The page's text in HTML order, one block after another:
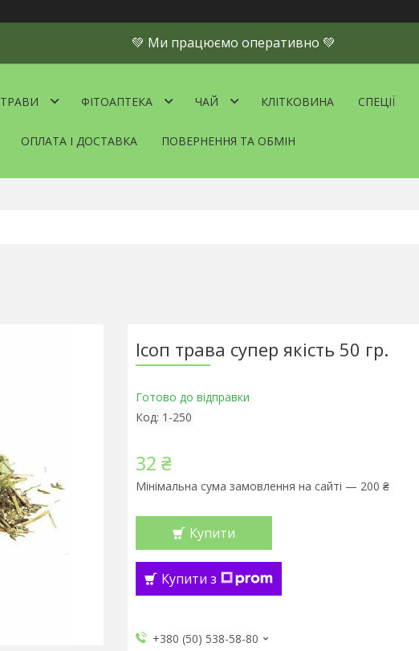
💚 Ми працюємо оперативно 💚
ТРАВИ ФІТОАПТЕКА ЧАЙ КЛІТКОВИНА СПЕЦІЇ
ОПЛАТА І ДОСТАВКА ПОВЕРНЕННЯ ТА ОБМІН
Ісоп трава супер якість 50 гр.
Готово до відправки
Код: 1-250
32 ₴
Мінімальна сума замовлення на сайті — 200 ₴
Купити
Купити з
+380 (50) 538-58-80